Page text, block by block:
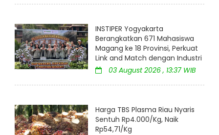
INSTIPER Yogyakarta
Berangkatkan 671 Mahasiswa
Magang ke 18 Provinsi, Perkuat
Link and Match dengan Industri
03 August 2026 , 13:37 WIB
Harga TBS Plasma Riau Nyaris
Sentuh Rp4.000/Kg, Naik
Rp54,71/Kg